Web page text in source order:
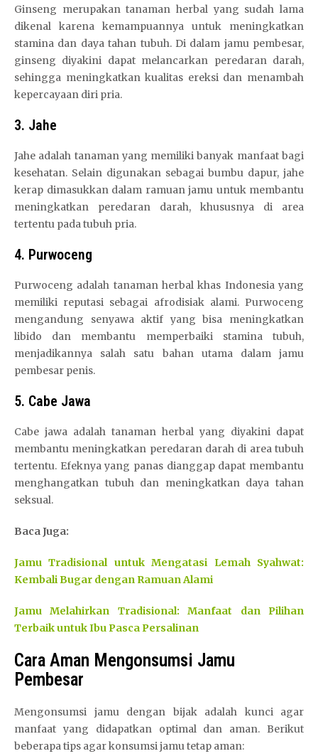
Ginseng merupakan tanaman herbal yang sudah lama
dikenal karena kemampuannya untuk meningkatkan
stamina dan daya tahan tubuh. Di dalam jamu pembesar,
ginseng diyakini dapat melancarkan peredaran darah,
sehingga meningkatkan kualitas ereksi dan menambah
kepercayaan diri pria.
3. Jahe
Jahe adalah tanaman yang memiliki banyak manfaat bagi
kesehatan. Selain digunakan sebagai bumbu dapur, jahe
kerap dimasukkan dalam ramuan jamu untuk membantu
meningkatkan peredaran darah, khususnya di area
tertentu pada tubuh pria.
4. Purwoceng
Purwoceng adalah tanaman herbal khas Indonesia yang
memiliki reputasi sebagai afrodisiak alami. Purwoceng
mengandung senyawa aktif yang bisa meningkatkan
libido dan membantu memperbaiki stamina tubuh,
menjadikannya salah satu bahan utama dalam jamu
pembesar penis.
5. Cabe Jawa
Cabe jawa adalah tanaman herbal yang diyakini dapat
membantu meningkatkan peredaran darah di area tubuh
tertentu. Efeknya yang panas dianggap dapat membantu
menghangatkan tubuh dan meningkatkan daya tahan
seksual.
Baca Juga:
Jamu Tradisional untuk Mengatasi Lemah Syahwat:
Kembali Bugar dengan Ramuan Alami
Jamu Melahirkan Tradisional: Manfaat dan Pilihan
Terbaik untuk Ibu Pasca Persalinan
Cara Aman Mengonsumsi Jamu
Pembesar
Mengonsumsi jamu dengan bijak adalah kunci agar
manfaat yang didapatkan optimal dan aman. Berikut
beberapa tips agar konsumsi jamu tetap aman: